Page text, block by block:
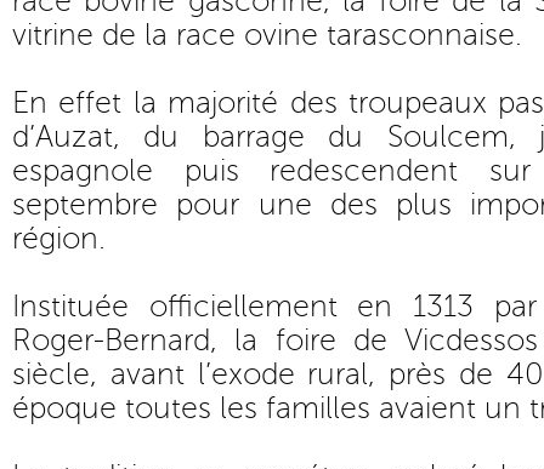
vitrine de la race ovine tarasconnaise.
En effet la majorité des troupeaux
d’Auzat, du barrage du Soulcem,
espagnole puis redescendent
septembre pour une des plus
région.
Instituée officiellement en 1313
Roger-Bernard, la foire de
siècle, avant l’exode rural, près de
époque toutes les familles avaient un